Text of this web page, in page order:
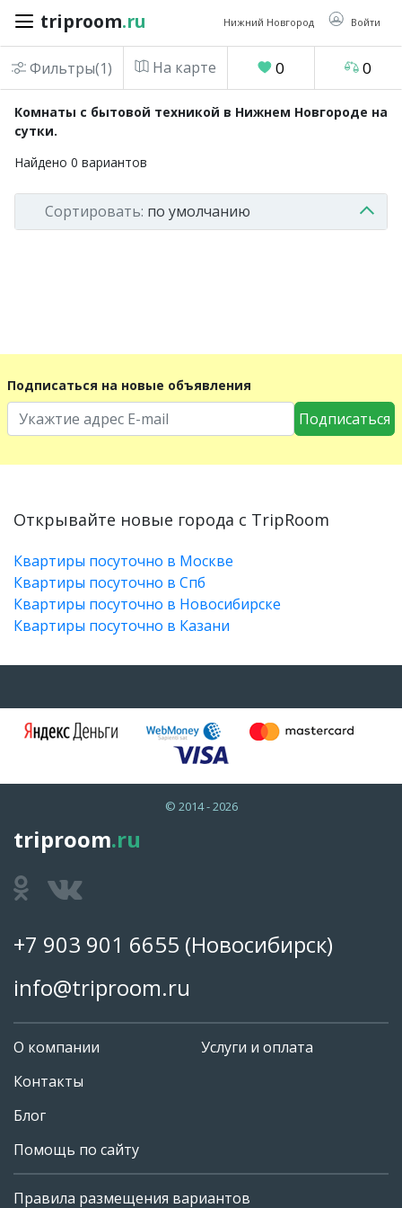
triproom.ru Нижний Новгород Войти
triproom .ru
Российский
рубль
Войти / Зарегистрироваться
Добавить
Фильтры(1) На карте 0 0
Комнаты с бытовой техникой в Нижнем Новгороде на
сутки.
Найдено 0 вариантов
Сортировать: по умолчанию
Подписаться на новые объявления
Подписаться
Открывайте новые города с TripRoom
Квартиры посуточно в Москве
Квартиры посуточно в Спб
Квартиры посуточно в Новосибирске
Квартиры посуточно в Казани
© 2014 - 2026
triproom.ru
+7 903 901 6655 (Новосибирск)
info@triproom.ru
О компании
Контакты
Блог
Помощь по сайту
Услуги и оплата
Правила размещения вариантов